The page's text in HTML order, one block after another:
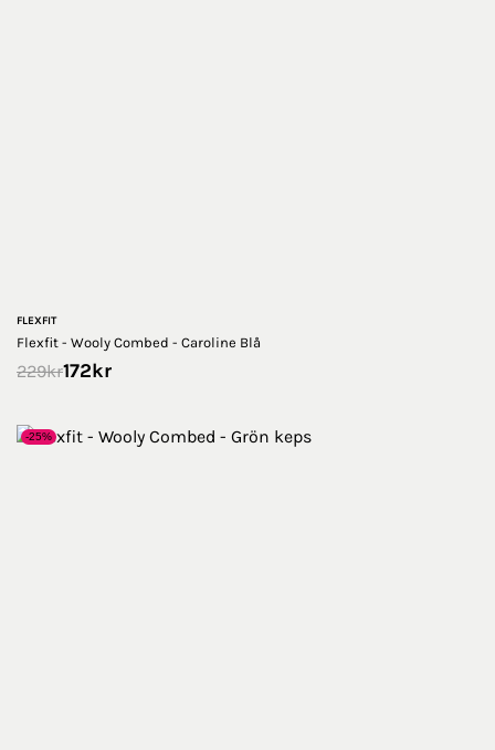
FLEXFIT
Flexfit - Wooly Combed - Caroline Blå
229kr172kr
-25%